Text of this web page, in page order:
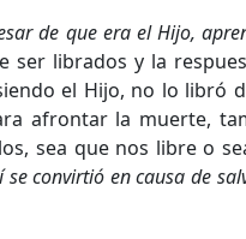
de que era el Hijo,
ser librados y la
el Hijo, no lo libró
afrontar la muerte,
sea que nos libre o
se convirtió en causa de